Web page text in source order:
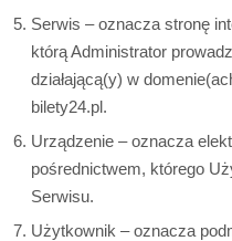
Serwis – oznacza stronę
którą Administrator
działającą(y) w
bilety24.pl.
Urządzenie – oznacza
pośrednictwem, którego
Serwisu.
Użytkownik – oznacza